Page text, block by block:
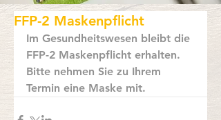
FFP-2 Maskenpflicht
Im Gesundheitswesen bleibt die
FFP-2 Maskenpflicht erhalten.
Bitte nehmen Sie zu Ihrem
Termin eine Maske mit.